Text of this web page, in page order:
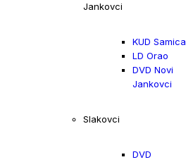
Jankovci
KUD Samica
LD Orao
DVD Novi
Jankovci
Slakovci
DVD